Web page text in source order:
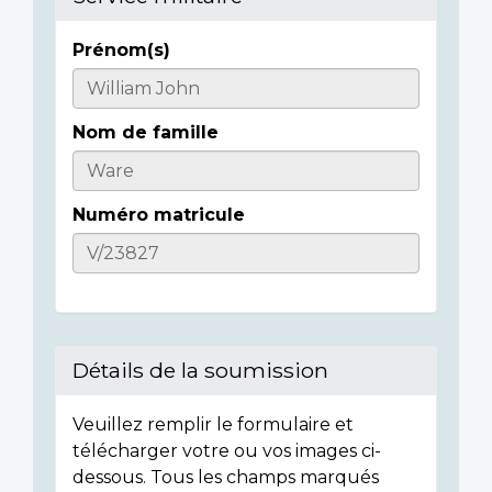
Casualty
Details
Prénom(s)
Nom de famille
Numéro matricule
Détails de la soumission
Veuillez remplir le formulaire et
télécharger votre ou vos images ci-
dessous. Tous les champs marqués